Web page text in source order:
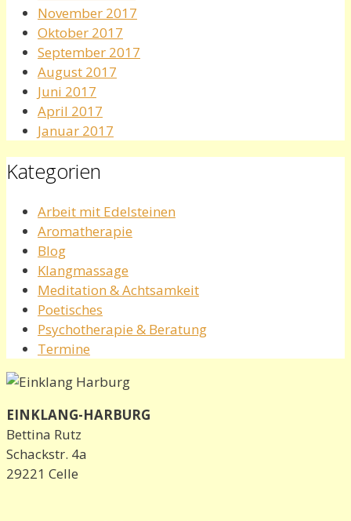
November 2017
Oktober 2017
September 2017
August 2017
Juni 2017
April 2017
Januar 2017
Kategorien
Arbeit mit Edelsteinen
Aromatherapie
Blog
Klangmassage
Meditation & Achtsamkeit
Poetisches
Psychotherapie & Beratung
Termine
EINKLANG-HARBURG
Bettina Rutz
Schackstr. 4a
29221 Celle